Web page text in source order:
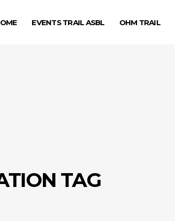
EVENTS TRAIL ASBL OHM TRAIL
TAG